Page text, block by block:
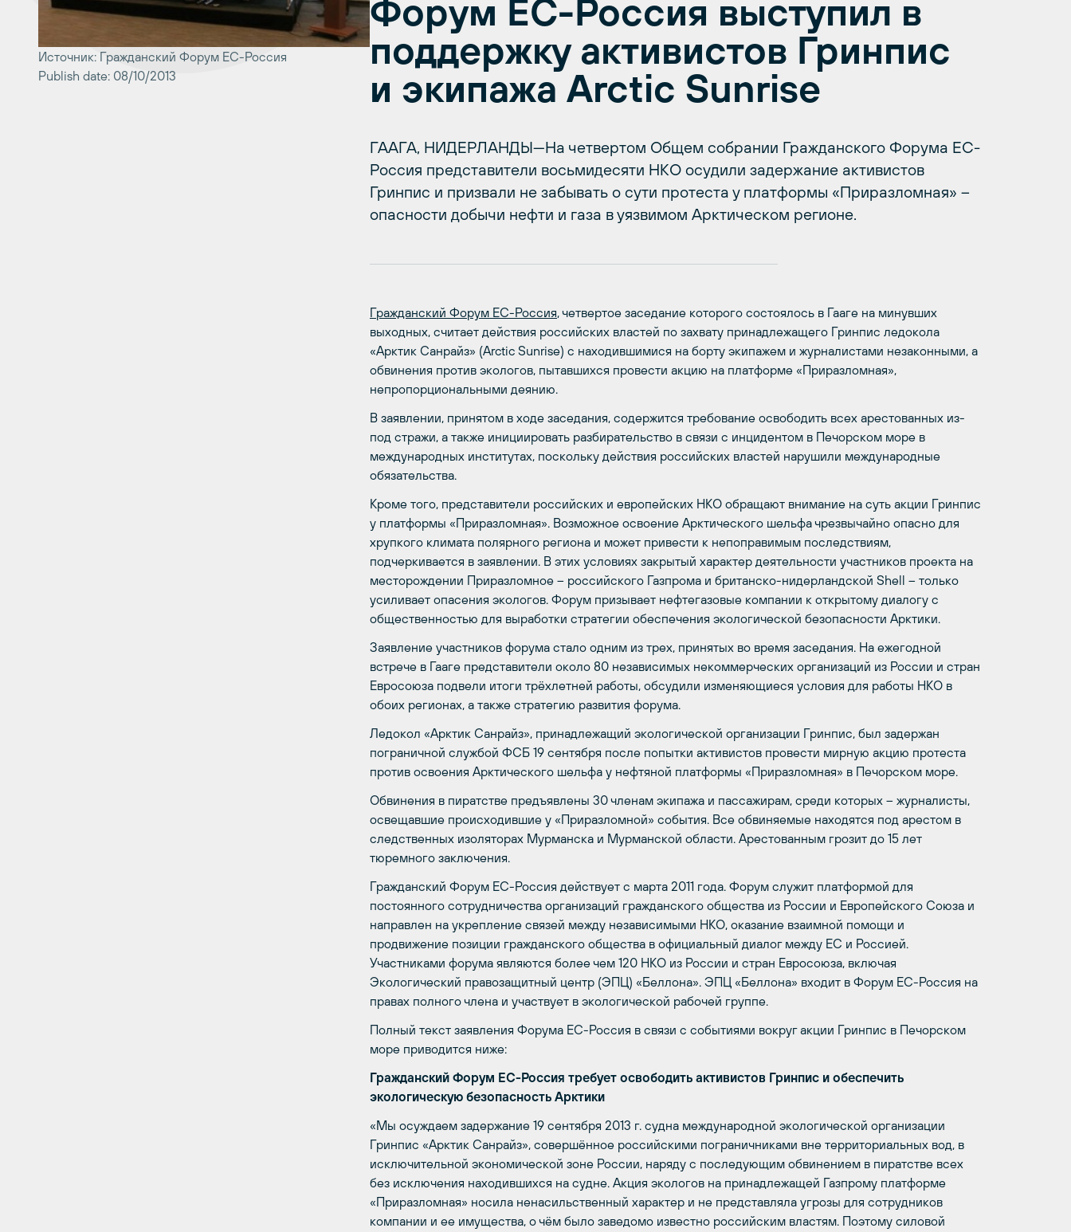
Источник: Гражданский Форум ЕС-Россия
Publish date: 08/10/2013
Форум ЕС-Россия выступил в
поддержку активистов Гринпис
и экипажа Arctic Sunrise
ГААГА, НИДЕРЛАНДЫ—На четвертом Общем собрании Гражданского Форума ЕС-
Россия представители восьмидесяти НКО осудили задержание активистов
Гринпис и призвали не забывать о сути протеста у платформы «Приразломная» –
опасности добычи нефти и газа в уязвимом Арктическом регионе.
Гражданский Форум ЕС-Россия, четвертое заседание которого состоялось в Гааге на минувших
выходных, считает действия российских властей по захвату принадлежащего Гринпис ледокола
«Арктик Санрайз» (Arctic Sunrise) с находившимися на борту экипажем и журналистами незаконными, а
обвинения против экологов, пытавшихся провести акцию на платформе «Приразломная»,
непропорциональными деянию.
В заявлении, принятом в ходе заседания, содержится требование освободить всех арестованных из-
под стражи, а также инициировать разбирательство в связи с инцидентом в Печорском море в
международных институтах, поскольку действия российских властей нарушили международные
обязательства.
Кроме того, представители российских и европейских НКО обращают внимание на суть акции Гринпис
у платформы «Приразломная». Возможное освоение Арктического шельфа чрезвычайно опасно для
хрупкого климата полярного региона и может привести к непоправимым последствиям,
подчеркивается в заявлении. В этих условиях закрытый характер деятельности участников проекта на
месторождении Приразломное – российского Газпрома и британско-нидерландской Shell – только
усиливает опасения экологов. Форум призывает нефтегазовые компании к открытому диалогу с
общественностью для выработки стратегии обеспечения экологической безопасности Арктики.
Заявление участников форума стало одним из трех, принятых во время заседания. На ежегодной
встрече в Гааге представители около 80 независимых некоммерческих организаций из России и стран
Евросоюза подвели итоги трёхлетней работы, обсудили изменяющиеся условия для работы НКО в
обоих регионах, а также стратегию развития форума.
Ледокол «Арктик Санрайз», принадлежащий экологической организации Гринпис, был задержан
пограничной службой ФСБ 19 сентября после попытки активистов провести мирную акцию протеста
против освоения Арктического шельфа у нефтяной платформы «Приразломная» в Печорском море.
Обвинения в пиратстве предъявлены 30 членам экипажа и пассажирам, среди которых – журналисты,
освещавшие происходившие у «Приразломной» события. Все обвиняемые находятся под арестом в
следственных изоляторах Мурманска и Мурманской области. Арестованным грозит до 15 лет
тюремного заключения.
Гражданский Форум ЕС-Россия действует с марта 2011 года. Форум служит платформой для
постоянного сотрудничества организаций гражданского общества из России и Европейского Союза и
направлен на укрепление связей между независимыми НКО, оказание взаимной помощи и
продвижение позиции гражданского общества в официальный диалог между ЕС и Россией.
Участниками форума являются более чем 120 НКО из России и стран Евросоюза, включая
Экологический правозащитный центр (ЭПЦ) «Беллона». ЭПЦ «Беллона» входит в Форум ЕС-Россия на
правах полного члена и участвует в экологической рабочей группе.
Полный текст заявления Форума ЕС-Россия в связи с событиями вокруг акции Гринпис в Печорском
море приводится ниже:
Гражданский Форум ЕС-Россия требует освободить активистов Гринпис и обеспечить
экологическую безопасность Арктики
«Мы осуждаем задержание 19 сентября 2013 г. судна международной экологической организации
Гринпис «Арктик Санрайз», совершённое российскими пограничниками вне территориальных вод, в
исключительной экономической зоне России, наряду с последующим обвинением в пиратстве всех
без исключения находившихся на судне. Акция экологов на принадлежащей Газпрому платформе
«Приразломная» носила ненасильственный характер и не представляла угрозы для сотрудников
компании и ее имущества, о чём было заведомо известно российским властям. Поэтому силовой